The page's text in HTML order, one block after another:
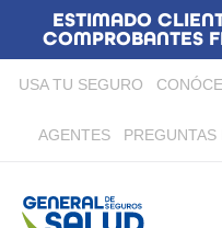
ESTIMADO
COMPROBANTES
USA TU SEGURO
AGENTES